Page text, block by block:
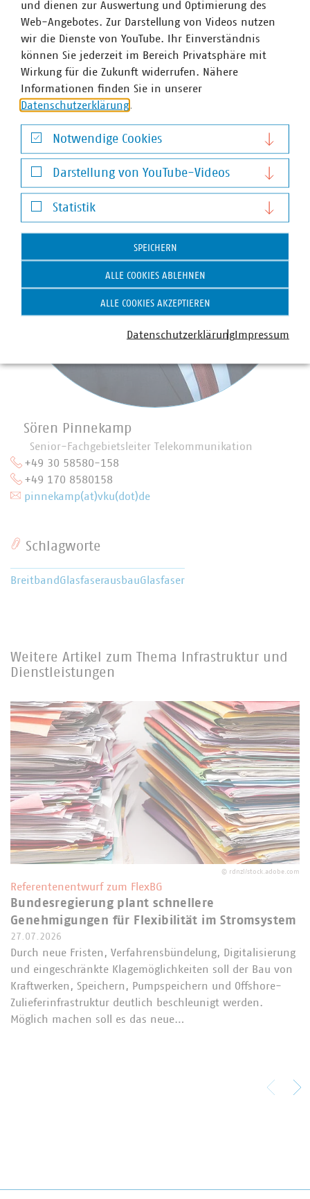
Bundesministeriums für Digitales und Verkehr zur
Ausarbeitung der neuen Gigabit-Richtlinie.
Ansprechpartner
Sören Pinnekamp
Senior-Fachgebietsleiter Telekommunikation
+49 30 58580-158
+49 170 8580158
pinnekamp(at)vku(dot)de
Schlagworte
BreitbandGlasfaserausbauGlasfaser
Weitere Artikel zum Thema Infrastruktur und
Dienstleistungen
© rdnzl/stock.adobe.com
Referentenentwurf zum FlexBG
Bundesregierung plant schnellere
Genehmigungen für Flexibilität im Stromsystem
27.07.2026
Durch neue Fristen, Verfahrensbündelung, Digitalisierung
und eingeschränkte Klagemöglichkeiten soll der Bau von
Kraftwerken, Speichern, Pumpspeichern und Offshore-
Zulieferinfrastruktur deutlich beschleunigt werden.
Möglich machen soll es das neue…
und dienen zur Auswertung und Optimierung des
Web-Angebotes. Zur Darstellung von Videos nutzen
wir die Dienste von YouTube. Ihr Einverständnis
können Sie jederzeit im Bereich Privatsphäre mit
Wirkung für die Zukunft widerrufen. Nähere
Informationen finden Sie in unserer
Datenschutzerklärung
Notwendige Cookies
Notwendige Cookies
Darstellung von YouTube-Videos
Darstellung von YouTube-Videos
Statistik
Statistik
SPEICHERN
ALLE COOKIES ABLEHNEN
ALLE COOKIES AKZEPTIEREN
DatenschutzerklärungImpressum